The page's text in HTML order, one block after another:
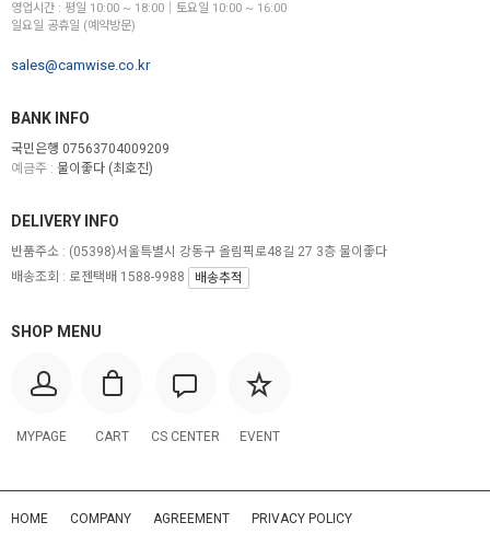
영업시간 : 평일 10:00 ~ 18:00│토요일 10:00 ~ 16:00
일요일 공휴일 (예약방문)
sales@camwise.co.kr
BANK INFO
국민은행 07563704009209
예금주 : 물이좋다 (최호진)
SHOP MENU
MYPAGE CART CS CENTER EVENT
DELIVERY INFO
반품주소 : (05398)서울특별시 강동구 올림픽로48길 27 3층 물이좋다
배송조회 : 로젠택배 1588-9988
배송추적
HOME COMPANY AGREEMENT PRIVACY POLICY